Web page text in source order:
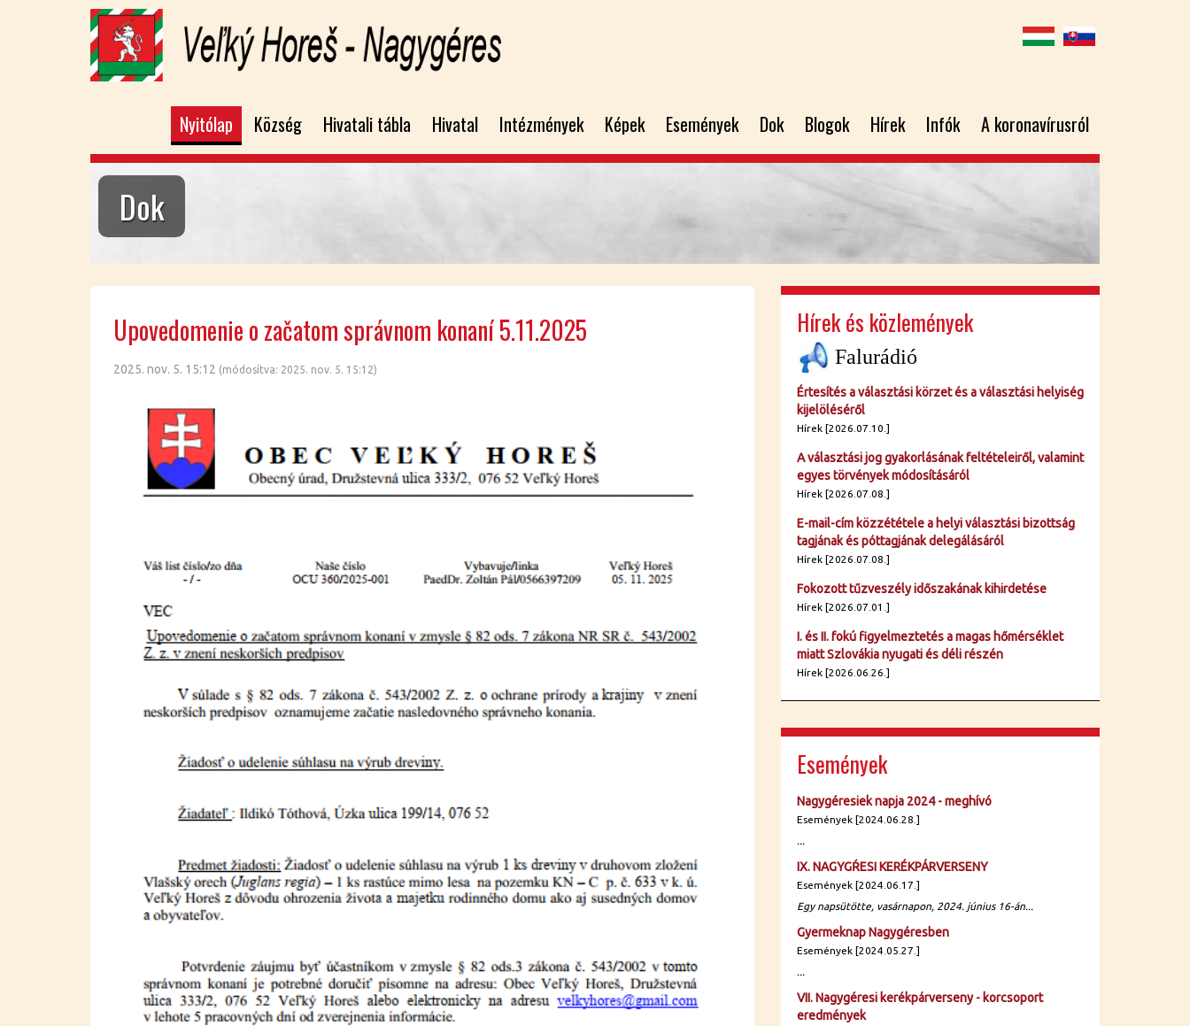
Nyitólap Község Hivatali tábla Hivatal Intézmények Képek Események Dok Blogok Hírek Infók A koronavírusról
Dok
Upo­ve­do­me­nie o začatom správ­nom kon­aní 5.11.2025
2025. nov. 5. 15:12 (mó­do­sít­va: 2025. nov. 5. 15:12)
Hírek és közlemények
Falurádió
Értesítés a választási körzet és a választási helyiség
kijelöléséről
Hírek [2026.07.10.]
A választási jog gyakorlásának feltételeiről, valamint
egyes törvények módosításáról
Hírek [2026.07.08.]
E-mail-cím közzététele a helyi választási bizottság
tagjának és póttagjának delegálásáról
Hírek [2026.07.08.]
Fokozott tűzveszély időszakának kihirdetése
Hírek [2026.07.01.]
I. és II. fokú figyelmeztetés a magas hőmérséklet
miatt Szlovákia nyugati és déli részén
Hírek [2026.06.26.]
Események
Nagygéresiek napja 2024 - meghívó
Események [2024.06.28.]
...
IX. NAGYGŔESI KERÉKPÁRVERSENY
Események [2024.06.17.]
Egy napsütötte, vasárnapon, 2024. június 16-án...
Gyermeknap Nagygéresben
Események [2024.05.27.]
...
VII. Nagygéresi kerékpárverseny - korcsoport
eredmények